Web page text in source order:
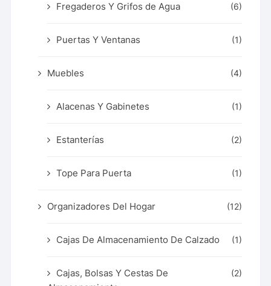
Fregaderos Y Grifos de Agua (6)
Puertas Y Ventanas (1)
Muebles (4)
Alacenas Y Gabinetes (1)
Estanterías (2)
Tope Para Puerta (1)
Organizadores Del Hogar (12)
Cajas De Almacenamiento De Calzado (1)
Cajas, Bolsas Y Cestas De
(2)